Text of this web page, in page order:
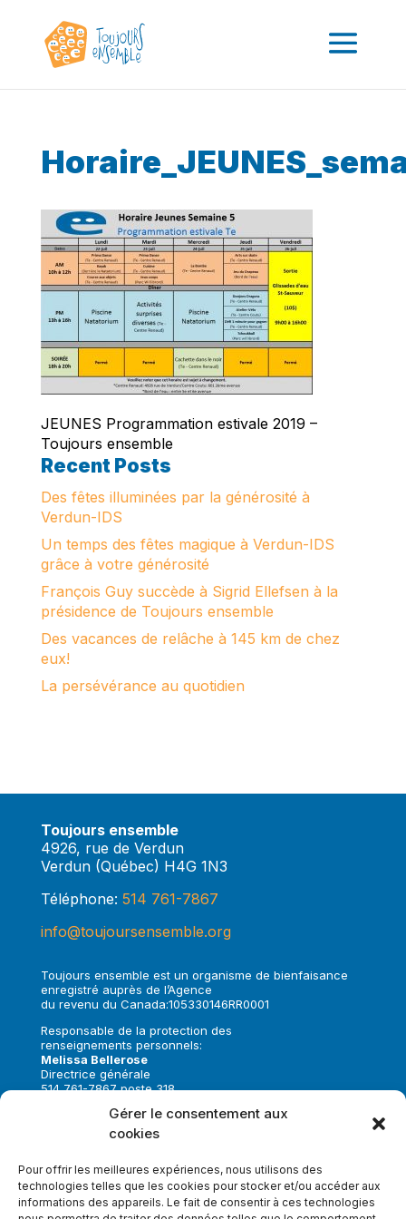
Gérer le consentement aux
cookies
Pour offrir les meilleures expériences, nous utilisons des
technologies telles que les cookies pour stocker et/ou accéder aux
informations des appareils. Le fait de consentir à ces technologies
JEUNES Programmation estivale 2019 –
Toujours ensemble
Recent Posts
Des fêtes illuminées par la générosité à
Verdun-IDS
Un temps des fêtes magique à Verdun-IDS
grâce à votre générosité
François Guy succède à Sigrid Ellefsen à la
présidence de Toujours ensemble
Des vacances de relâche à 145 km de chez
eux!
La persévérance au quotidien
Toujours ensemble
4926, rue de Verdun
Verdun (Québec) H4G 1N3
Téléphone: 514 761-7867
info@toujoursensemble.org
Toujours ensemble est un organisme de bienfaisance
enregistré auprès de l’Agence
du revenu du Canada:105330146RR0001
Responsable de la protection des
renseignements personnels:
Melissa Bellerose
Directrice générale
514 761-7867 poste 318